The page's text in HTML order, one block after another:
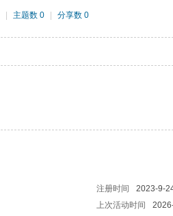
主题数 0 分享数 0
注册时间
2023-9-
上次活动时间